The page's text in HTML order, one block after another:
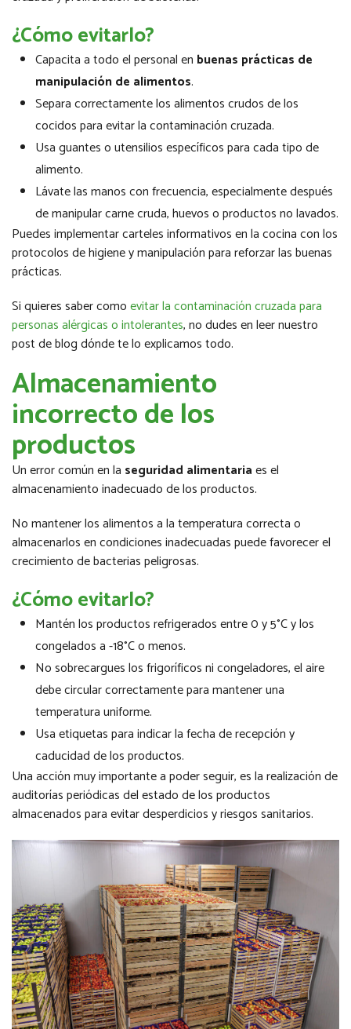
¿Cómo evitarlo?
Capacita a todo el personal en buenas prácticas de
manipulación de alimentos.
Separa correctamente los alimentos crudos de los
cocidos para evitar la contaminación cruzada.
Usa guantes o utensilios específicos para cada tipo de
alimento.
Lávate las manos con frecuencia, especialmente después
de manipular carne cruda, huevos o productos no lavados.
Puedes implementar carteles informativos en la cocina con los
protocolos de higiene y manipulación para reforzar las buenas
prácticas.
Si quieres saber comoevitar la contaminación cruzada para
personas alérgicas o intolerantes, no dudes en leer nuestro
post de blog dónde te lo explicamos todo.
Almacenamiento
incorrecto de los
productos
Un error común en la seguridad alimentariaes el
almacenamiento inadecuado de los productos.
No mantener los alimentos a la temperatura correcta o
almacenarlos en condiciones inadecuadas puede favorecer el
crecimiento de bacterias peligrosas.
¿Cómo evitarlo?
Mantén los productos refrigerados entre 0 y 5°C y los
congelados a -18°C o menos.
No sobrecargues los frigoríficos ni congeladores, el aire
debe circular correctamente para mantener una
temperatura uniforme.
Usa etiquetas para indicar la fecha de recepción y
caducidad de los productos.
Una acción muy importante a poder seguir, es la realización de
auditorías periódicas del estado de los productos
almacenados para evitar desperdicios y riesgos sanitarios.